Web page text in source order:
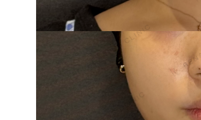
ダイヤモンドフィール/ピ
ネハ
スネコス
リジュラン